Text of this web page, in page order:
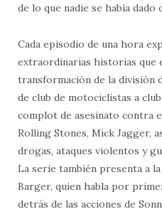
de lo que nadie se había dado
Cada episodio de una hora
extraordinarias historias que
transformación de la división
de club de motociclistas a
complot de asesinato contra
Rolling Stones, Mick Jagger,
drogas, ataques violentos y
La serie también presenta a
Barger, quien habla por
detrás de las acciones de